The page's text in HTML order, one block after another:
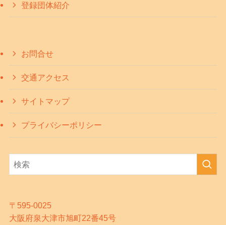
登録団体紹介
お問合せ
交通アクセス
サイトマップ
プライバシーポリシー
〒595-0025
大阪府泉大津市旭町22番45号